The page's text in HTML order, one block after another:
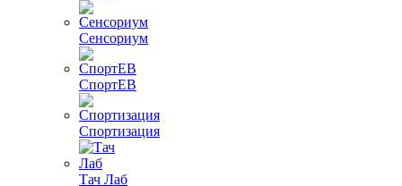
Сенсориум
СпортЕВ
Спортизация
Тач Лаб